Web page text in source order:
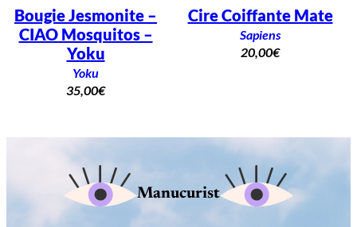
Bougie Jesmonite –
CIAO Mosquitos –
Yoku
Yoku
35,00€
Cire Coiffante Mate
Sapiens
20,00€
Manucurist